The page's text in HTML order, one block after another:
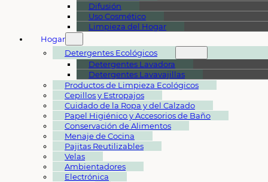
Difusión
Uso Cosmético
Limpieza del Hogar
Hogar
Detergentes Ecológicos
Detergentes Lavadora
Detergentes Lavavajillas
Productos de Limpieza Ecológicos
Cepillos y Estropajos
Cuidado de la Ropa y del Calzado
Papel Higiénico y Accesorios de Baño
Conservación de Alimentos
Menaje de Cocina
Pajitas Reutilizables
Velas
Ambientadores
Electrónica